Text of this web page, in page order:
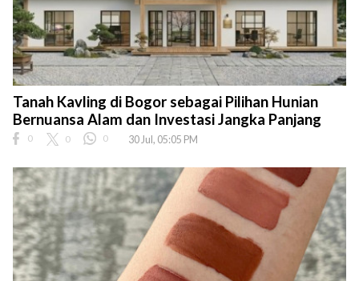
Tanah Kavling di Bogor sebagai Pilihan Hunian
Bernuansa Alam dan Investasi Jangka Panjang
0 0 0 30 Jul, 05:05 PM